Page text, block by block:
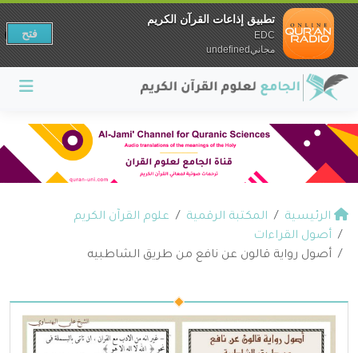
الرئيسية المكتبة الرقمية
علوم القرآن الكريم
أصول القراءات
أصول رواية قالون عن نافع من طريق الشاطبيه
تطبيق إذاعات القرآن الكريم
EDC
مجانيundefined
فتح